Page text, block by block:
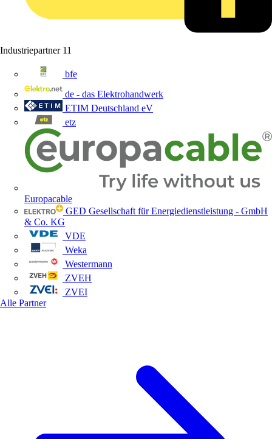
Industriepartner 11
bfe
de - das Elektrohandwerk
ETIM Deutschland eV
etz
Europacable
GED Gesellschaft für Energiedienstleistung - GmbH
& Co. KG
VDE
Weka
Westermann
ZVEH
ZVEI
Alle Partner